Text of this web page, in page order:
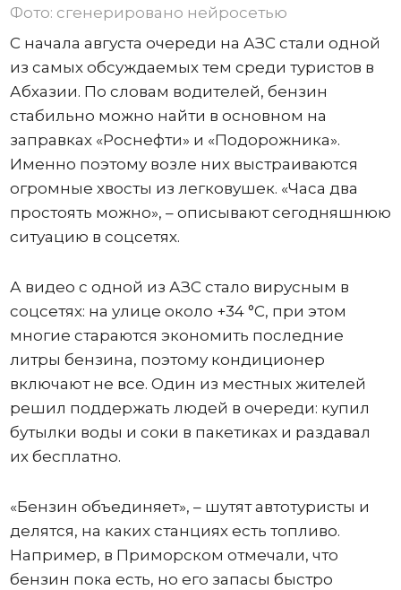
Фото: сгенерировано нейросетью
С начала августа очереди на АЗС стали одной
из самых обсуждаемых тем среди туристов в
Абхазии. По словам водителей, бензин
стабильно можно найти в основном на
заправках «Роснефти» и «Подорожника».
Именно поэтому возле них выстраиваются
огромные хвосты из легковушек. «Часа два
простоять можно», – описывают сегодняшнюю
ситуацию в соцсетях.
А видео с одной из АЗС стало вирусным в
соцсетях: на улице около +34 °C, при этом
многие стараются экономить последние
литры бензина, поэтому кондиционер
включают не все. Один из местных жителей
решил поддержать людей в очереди: купил
бутылки воды и соки в пакетиках и раздавал
их бесплатно.
«Бензин объединяет», – шутят автотуристы и
делятся, на каких станциях есть топливо.
Например, в Приморском отмечали, что
бензин пока есть, но его запасы быстро